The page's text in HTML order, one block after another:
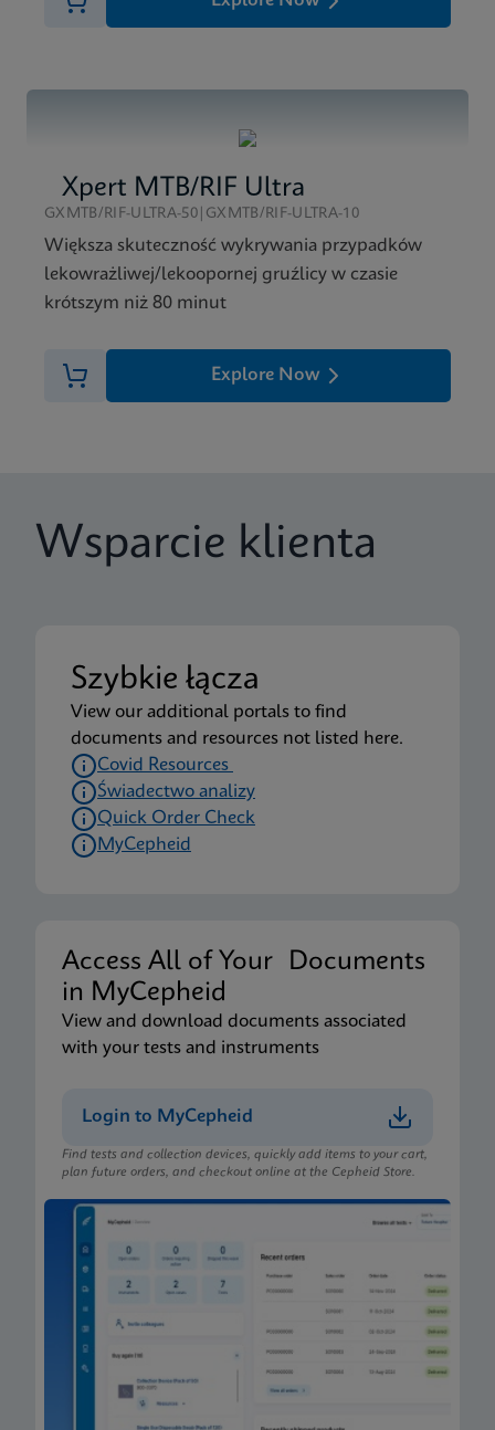
Xpert MTB/RIF Ultra
GXMTB/RIF-ULTRA-50|GXMTB/RIF-ULTRA-10
Większa skuteczność wykrywania przypadków
lekowrażliwej/lekoopornej gruźlicy w czasie
krótszym niż 80 minut
Explore Now
Wsparcie klienta
Szybkie łącza
View our additional portals to find
documents and resources not listed here.
Covid Resources
Świadectwo analizy
Quick Order Check
MyCepheid
Access All of Your Documents
in MyCepheid
View and download documents associated
with your tests and instruments
Login to MyCepheid
Find tests and collection devices, quickly add items to your cart,
plan future orders, and checkout online at the Cepheid Store.